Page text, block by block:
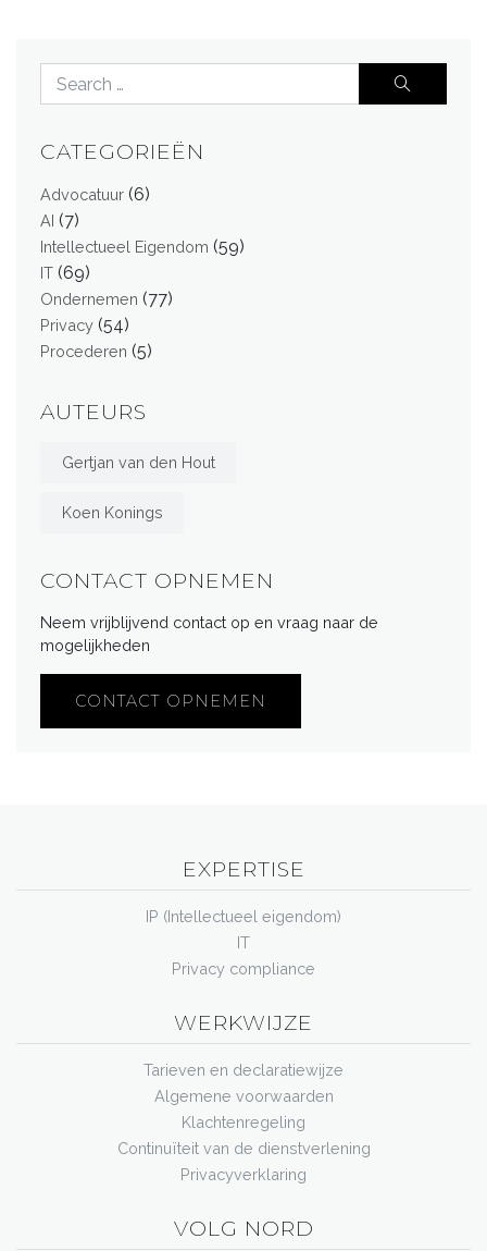
CATEGORIEËN
Advocatuur (6)
AI (7)
Intellectueel Eigendom (59)
IT (69)
Ondernemen (77)
Privacy (54)
Procederen (5)
AUTEURS
Gertjan van den Hout
Koen Konings
CONTACT OPNEMEN
Neem vrijblijvend contact op en vraag naar de
mogelijkheden
CONTACT OPNEMEN
EXPERTISE
IP (Intellectueel eigendom)
IT
Privacy compliance
WERKWIJZE
Tarieven en declaratiewijze
Algemene voorwaarden
Klachtenregeling
Continuïteit van de dienstverlening
Privacyverklaring
VOLG NORD